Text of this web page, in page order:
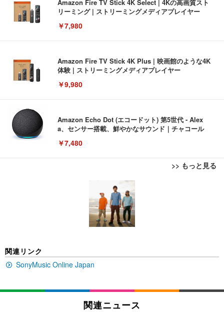
Amazon Fire TV Stick 4K Select | 4Kの高画質スト
リーミング | ストリーミングメディアプレイヤー
￥7,980
Amazon Fire TV Stick 4K Plus | 映画館のような4K
体験 | ストリーミングメディアプレイヤー
￥9,980
Amazon Echo Dot (エコードット) 第5世代 - Alex
a、センサー搭載、鮮やかなサウンド｜チャコール
￥7,480
>> もっと見る
[EdoErgo] オフィスチェア 椅子 テレワーク 疲れな
い 跳ね上げ式アームレスト コンパクト 約105度ロッ
キング pc 事務椅子 360度回転 座面昇降 強化ナイロ
ン樹脂ベース 通気性メッシュ 在宅ワーク H-WY01
(黒網+黒枠+黒足)
ュチェア 人間工学 疲れない ブラック
￥27,999
Sezlife オフィスチェア デスクチェア 疲れない テレ
EIZO ビジネス向けプレミアムモニター | FlexScan
EV3240X-WT | 31.5型4K UHD・USB Type-C・ホワ
￥105,595
イト
【純正品】27"ゲーミングモニター DualSense 充電
Amazonベーシック ペットシーツ 薄型 レギュラー 1
回使い捨て 無香料 ホワイト 300枚
x2袋(84枚) ホワイト(吸収面:ライトブルー)
ネオ・ルーライフ ネオ・オムツ L 中型犬用 26枚入
関連リンク
SonyMusic Online Japan
関連ニュース